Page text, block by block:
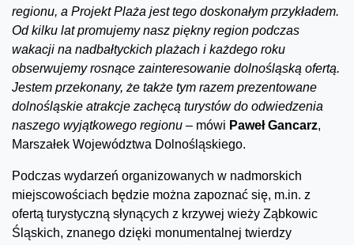
regionu, a Projekt Plaża jest tego doskonałym przykładem.
Od kilku lat promujemy nasz piękny region podczas
wakacji na nadbałtyckich plażach i każdego roku
obserwujemy rosnące zainteresowanie dolnośląską ofertą.
Jestem przekonany, że także tym razem prezentowane
dolnośląskie atrakcje zachęcą turystów do odwiedzenia
naszego wyjątkowego regionu – mówi Paweł Gancarz,
Marszałek Województwa Dolnośląskiego.
Podczas wydarzeń organizowanych w nadmorskich
miejscowościach będzie można zapoznać się, m.in. z
ofertą turystyczną słynących z krzywej wieży Ząbkowic
Śląskich, znanego dzięki monumentalnej twierdzy